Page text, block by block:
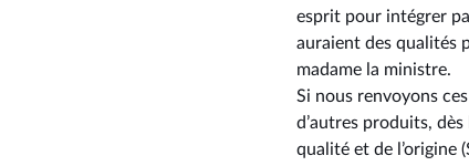
esprit pour intégrer
auraient des qualités
madame la ministre.
Si nous renvoyons
d’autres produits,
qualité et de l’origine